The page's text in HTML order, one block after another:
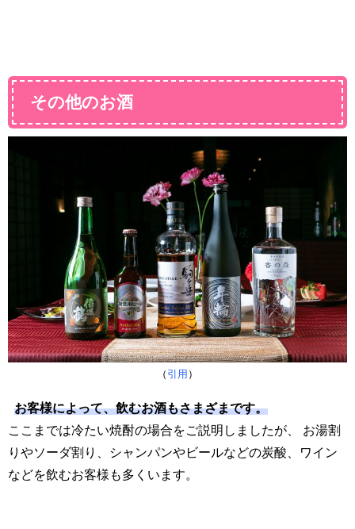
その他のお酒
（ 引用 ）
お客様によって、飲むお酒もさまざまです。
ここまでは冷たい焼酎の場合をご説明しましたが、 お湯割
りやソーダ割り、シャンパンやビールなどの炭酸、ワイン
などを飲むお客様も多くいます。